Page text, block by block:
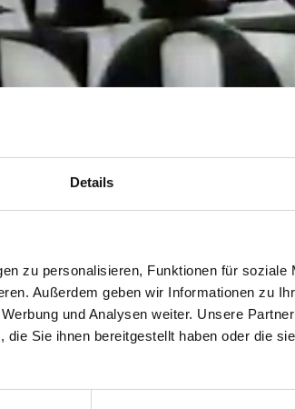
Details
zu personalisieren, Funktionen für soziale
Außerdem geben wir Informationen zu
und Analysen weiter. Unsere
Sie ihnen bereitgestellt haben oder die